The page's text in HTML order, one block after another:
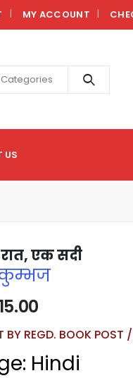
MY ACCOUNT
Categories
US
एक सदी
कुम्भज
BY REGD. BOOK
Hindi